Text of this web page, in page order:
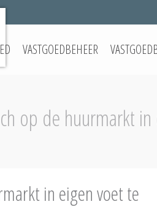
VASTGOEDBEHEER
op de huurmarkt
in eigen voet te